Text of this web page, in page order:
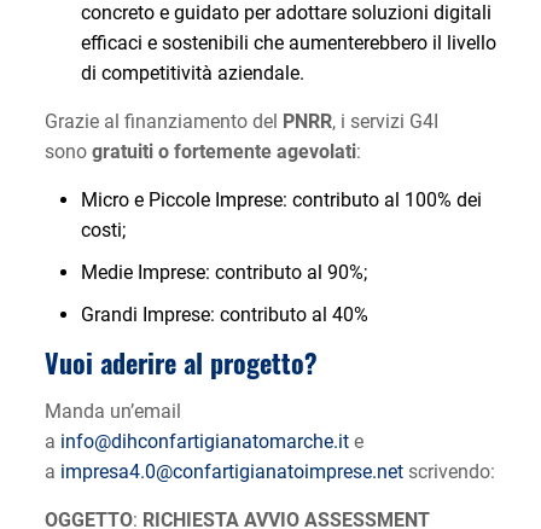
concreto e guidato per adottare soluzioni digitali
efficaci e sostenibili che aumenterebbero il livello
di competitività aziendale.
Grazie al finanziamento del PNRR, i servizi G4I
sono gratuiti o fortemente agevolati:
Micro e Piccole Imprese: contributo al 100% dei
costi;
Medie Imprese: contributo al 90%;
Grandi Imprese: contributo al 40%
Vuoi aderire al progetto?
Manda un’email
a info@dihconfartigianatomarche.ite
a impresa4.0@confartigianatoimprese.netscrivendo:
OGGETTO: RICHIESTA AVVIO ASSESSMENT